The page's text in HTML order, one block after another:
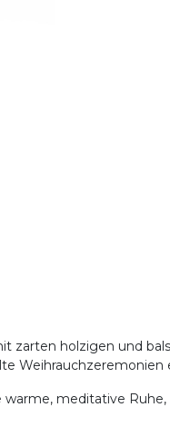
zarten holzigen und
Weihrauchzeremonien
meditative